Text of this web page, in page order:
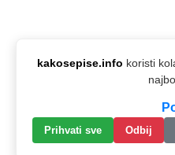
kakosepise.info koristi
Prihvati sve Odbij